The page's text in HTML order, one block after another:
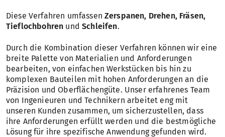
Diese Verfahren umfassen Zerspanen, Drehen, Fräsen,
Tieflochbohren und Schleifen.
Durch die Kombination dieser Verfahren können wir eine
breite Palette von Materialien und Anforderungen
bearbeiten, von einfachen Werkstücken bis hin zu
komplexen Bauteilen mit hohen Anforderungen an die
Präzision und Oberflächengüte. Unser erfahrenes Team
von Ingenieuren und Technikern arbeitet eng mit
unseren Kunden zusammen, um sicherzustellen, dass
ihre Anforderungen erfüllt werden und die bestmögliche
Lösung für ihre spezifische Anwendung gefunden wird.